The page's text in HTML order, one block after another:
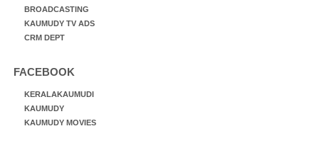
BROADCASTING
KAUMUDY TV ADS
CRM DEPT
FACEBOOK
KERALAKAUMUDI
KAUMUDY
KAUMUDY MOVIES